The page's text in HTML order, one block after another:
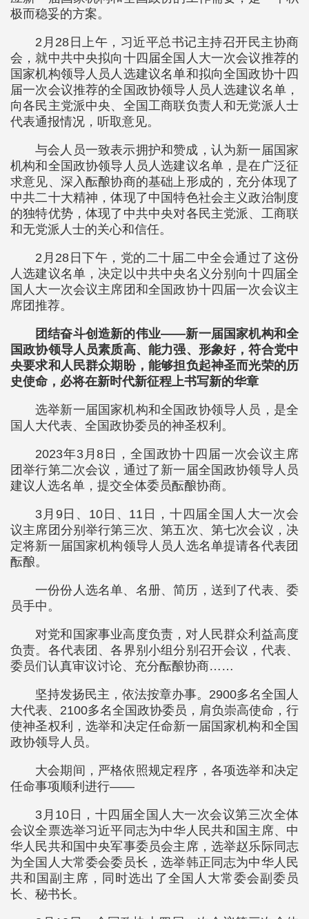
极而稳妥的方案。
2月28日上午，习近平总书记主持召开民主协商
会，就中共中央拟向十四届全国人大一次会议推荐的
国家机构领导人员人选建议名单和拟向全国政协十四
届一次会议推荐的全国政协领导人员人选建议名单，
向各民主党派中央、全国工商联负责人和无党派人士
代表通报情况，听取意见。
与会人员一致表示拥护和赞成，认为新一届国家
机构和全国政协领导人员人选建议名单，是在广泛征
求意见、深入酝酿协商的基础上形成的，充分体现了
中共二十大精神，体现了中国特色社会主义政治制度
的独特优势，体现了中共中央对各民主党派、工商联
和无党派人士的关心和信任。
2月28日下午，党的二十届二中全会通过了这份
人选建议名单，决定以中共中央名义分别向十四届全
国人大一次会议主席团和全国政协十四届一次会议主
席团推荐。
团结奋斗创造新的伟业——新一届国家机构和全
国政协领导人员素质高、能力强、形象好，符合党中
央要求和人民群众期盼，能够担负起神圣而光荣的历
史使命，必将在新时代新征程上书写新的华章
选举新一届国家机构和全国政协领导人员，是全
国人大代表、全国政协委员的神圣权利。
2023年3月8日，全国政协十四届一次会议主席
团举行第二次会议，通过了新一届全国政协领导人员
建议人选名单，提交全体委员酝酿协商。
3月9日、10日、11日，十四届全国人大一次会
议主席团分别举行第三次、第五次、第七次会议，决
定将新一届国家机构领导人员人选名单提请各代表团
酝酿。
一份份人选名单、名册、简历，送到了代表、委
员手中。
对党和国家事业高度负责，对人民群众利益高度
负责。各代表团、各界别小组分别召开会议，代表、
委员们认真审议讨论、充分酝酿协商……
坚持发扬民主，依法按章办事。2900多名全国人
大代表、2100多名全国政协委员，肩负崇高使命，行
使神圣权利，选举和决定任命新一届国家机构和全国
政协领导人员。
大会期间，严格依照规定程序，各项选举和决定
任命事项顺利进行——
3月10日，十四届全国人大一次会议第三次全体
会议全票选举习近平同志为中华人民共和国主席、中
华人民共和国中央军事委员会主席，选举赵乐际同志
为全国人大常委会委员长，选举韩正同志为中华人民
共和国副主席，同时选出了全国人大常委会副委员
长、秘书长。